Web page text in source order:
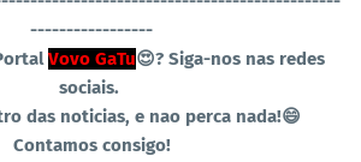
-----------------
Vovo GaTu😍? Siga-nos nas redes
sociais.
das noticias, e nao perca nada!😄
Contamos consigo!